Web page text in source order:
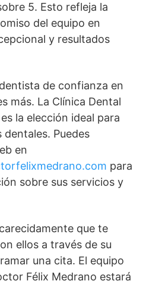
5. Esto refleja la
del equipo en
y resultados
de confianza en
más. La Clínica Dental
la elección ideal para
Puedes
en
para
sobre sus servicios y
que te
ellos a través de su
una cita. El equipo
Félix Medrano estará